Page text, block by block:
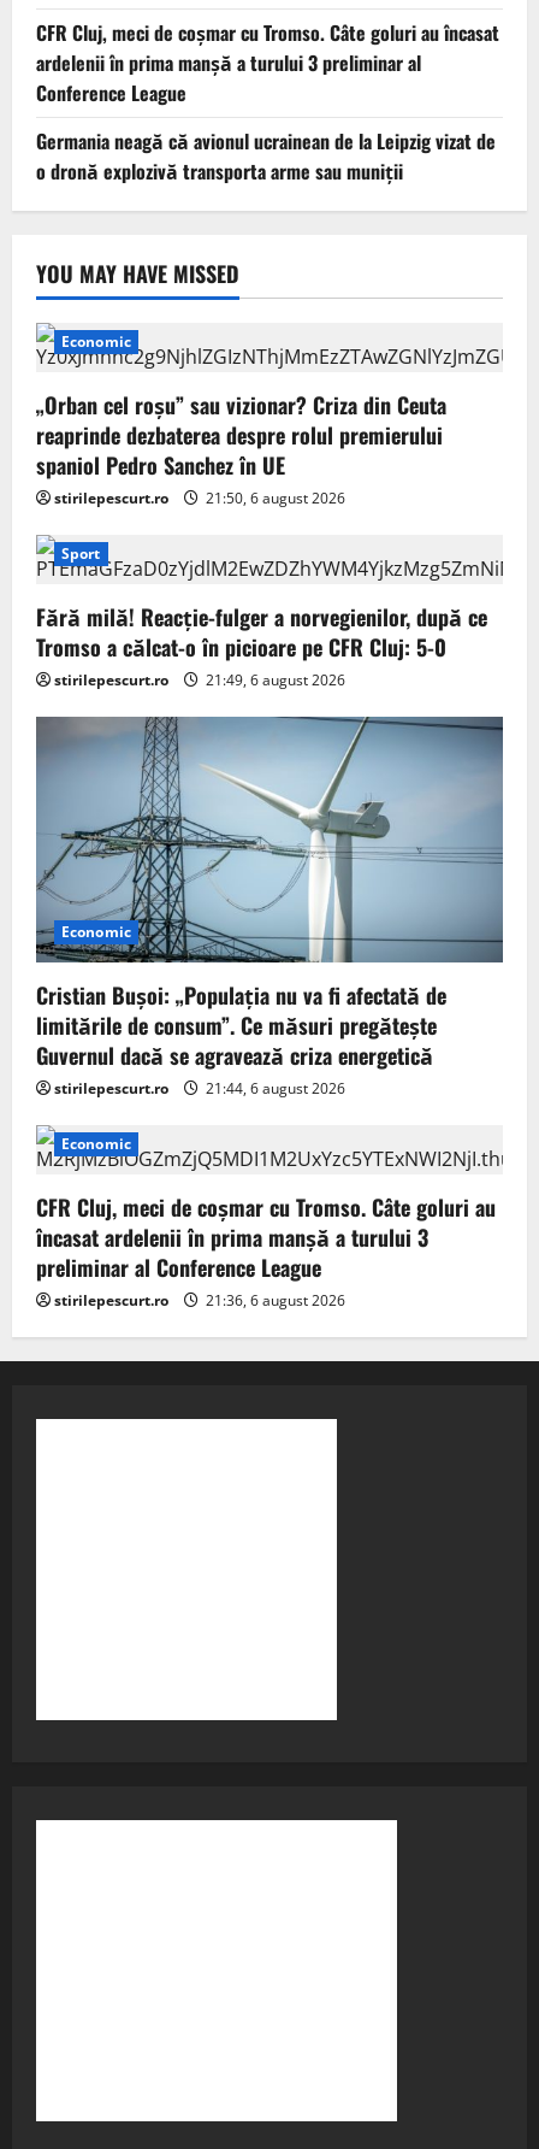
CFR Cluj, meci de coșmar cu Tromso. Câte goluri au încasat
ardelenii în prima manşă a turului 3 preliminar al
Conference League
Germania neagă că avionul ucrainean de la Leipzig vizat de
o dronă explozivă transporta arme sau muniţii
YOU MAY HAVE MISSED
Economic
„Orban cel roșu” sau vizionar? Criza din Ceuta
reaprinde dezbaterea despre rolul premierului
spaniol Pedro Sanchez în UE
stirilepescurt.ro 21:50, 6 august 2026
Sport
Fără milă! Reacție-fulger a norvegienilor, după ce
Tromso a călcat-o în picioare pe CFR Cluj: 5-0
stirilepescurt.ro 21:49, 6 august 2026
Economic
Cristian Bușoi: „Populația nu va fi afectată de
limitările de consum”. Ce măsuri pregătește
Guvernul dacă se agravează criza energetică
stirilepescurt.ro 21:44, 6 august 2026
Economic
CFR Cluj, meci de coșmar cu Tromso. Câte goluri au
încasat ardelenii în prima manşă a turului 3
preliminar al Conference League
stirilepescurt.ro 21:36, 6 august 2026